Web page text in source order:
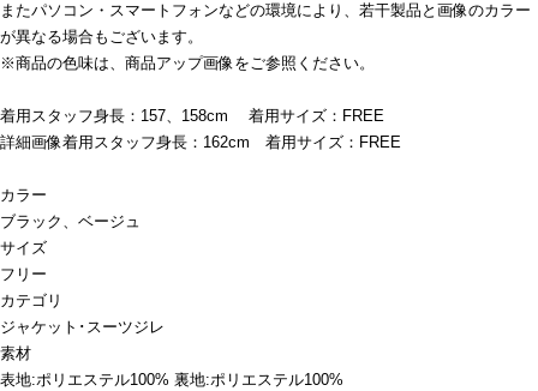
またパソコン・スマートフォンなどの環境により、若干製品と画像のカラー
が異なる場合もございます。
※商品の色味は、商品アップ画像をご参照ください。
着用スタッフ身長：157、158cm 着用サイズ：FREE
詳細画像着用スタッフ身長：162cm 着用サイズ：FREE
カラー
ブラック、ベージュ
サイズ
フリー
カテゴリ
ジャケット･スーツジレ
素材
表地:ポリエステル100% 裏地:ポリエステル100%